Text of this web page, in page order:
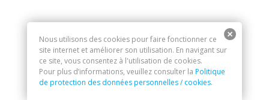
Nous utilisons des cookies pour faire fonctionner ce
site internet et améliorer son utilisation. En navigant sur
ce site, vous consentez à l'utilisation de cookies.
Pour plus d’informations, veuillez consulter la Politique
de protection des données personnelles / cookies.